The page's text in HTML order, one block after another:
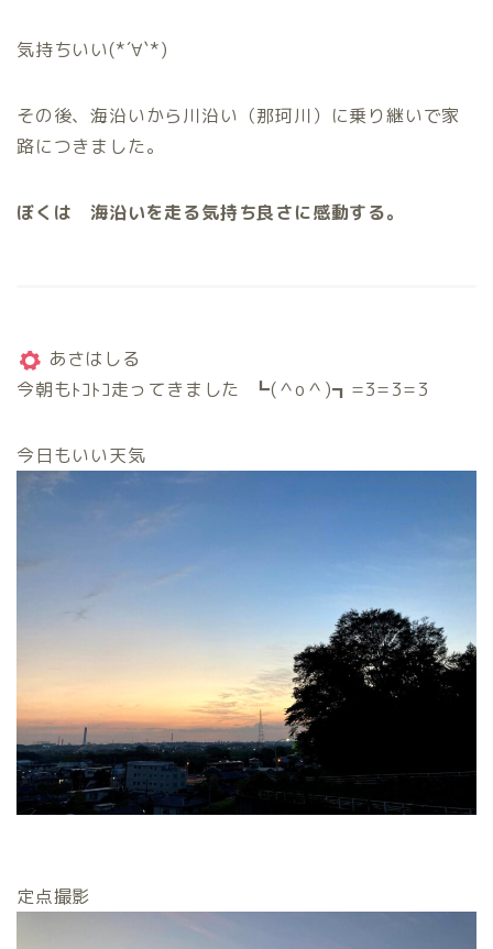
気持ちいい(*´∀`*)
その後、海沿いから川沿い（那珂川）に乗り継いで家
路につきました。
ぼくは 海沿いを走る気持ち良さに感動する。
あさはしる
今朝もﾄｺﾄｺ走ってきました ┗(＾o＾)┓=3=3=3
今日もいい天気
定点撮影